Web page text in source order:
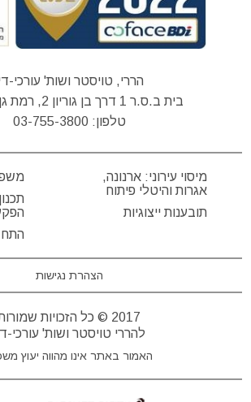
הררי, טויסטר ושות' עורכי-
בית ב.ס.ר 1 דרך בן גוריון 2, רמת גן, 52573
טלפון: 03-755-3800
מיסוי עירוני: ארנונה,
אגרות והיטלי פיתוח
תובענות ייצוגיות
הצהרת נגישות
2017 © כל הזכויות שמורות
להררי טויסטר ושות' עורכי-
האמור באתר אינו מהווה יעוץ